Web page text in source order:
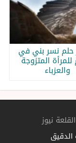
حلم نسر بني في
للمرأة المتزوجة
والعزباء